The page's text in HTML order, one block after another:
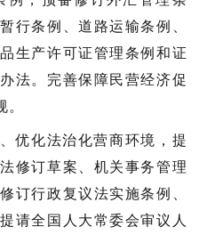
行条例、道路运输条例、
生产许可证管理条例和证
法。完善保障民营经济促
优化法治化营商环境， 提
修订草案、机关事务管理
订行政复议法实施条例、
请全国人大常委会审议人